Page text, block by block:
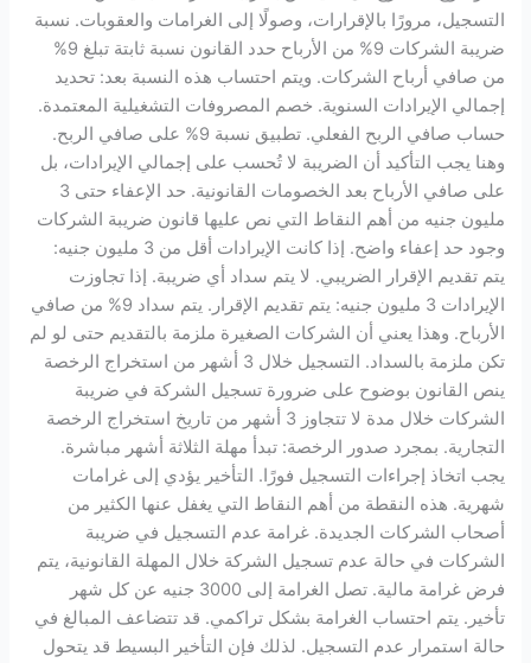
التسجيل، مرورًا بالإقرارات، وصولًا إلى الغرامات والعقوبات. نسبة
ضريبة الشركات 9% من الأرباح حدد القانون نسبة ثابتة تبلغ 9%
من صافي أرباح الشركات. ويتم احتساب هذه النسبة بعد: تحديد
إجمالي الإيرادات السنوية. خصم المصروفات التشغيلية المعتمدة.
حساب صافي الربح الفعلي. تطبيق نسبة 9% على صافي الربح.
وهنا يجب التأكيد أن الضريبة لا تُحسب على إجمالي الإيرادات، بل
على صافي الأرباح بعد الخصومات القانونية. حد الإعفاء حتى 3
مليون جنيه من أهم النقاط التي نص عليها قانون ضريبة الشركات
وجود حد إعفاء واضح. إذا كانت الإيرادات أقل من 3 مليون جنيه:
يتم تقديم الإقرار الضريبي. لا يتم سداد أي ضريبة. إذا تجاوزت
الإيرادات 3 مليون جنيه: يتم تقديم الإقرار. يتم سداد 9% من صافي
الأرباح. وهذا يعني أن الشركات الصغيرة ملزمة بالتقديم حتى لو لم
تكن ملزمة بالسداد. التسجيل خلال 3 أشهر من استخراج الرخصة
ينص القانون بوضوح على ضرورة تسجيل الشركة في ضريبة
الشركات خلال مدة لا تتجاوز 3 أشهر من تاريخ استخراج الرخصة
التجارية. بمجرد صدور الرخصة: تبدأ مهلة الثلاثة أشهر مباشرة.
يجب اتخاذ إجراءات التسجيل فورًا. التأخير يؤدي إلى غرامات
شهرية. هذه النقطة من أهم النقاط التي يغفل عنها الكثير من
أصحاب الشركات الجديدة. غرامة عدم التسجيل في ضريبة
الشركات في حالة عدم تسجيل الشركة خلال المهلة القانونية، يتم
فرض غرامة مالية. تصل الغرامة إلى 3000 جنيه عن كل شهر
تأخير. يتم احتساب الغرامة بشكل تراكمي. قد تتضاعف المبالغ في
حالة استمرار عدم التسجيل. لذلك فإن التأخير البسيط قد يتحول